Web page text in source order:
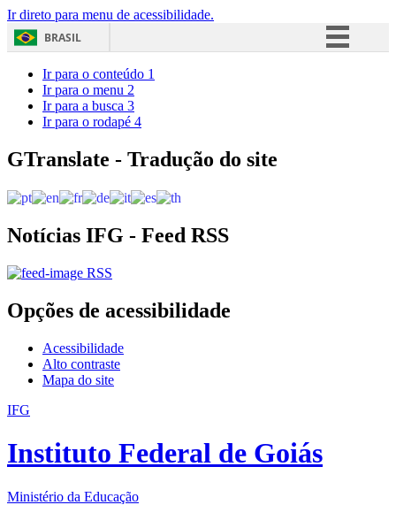
Ir direto para menu de acessibilidade.
BRASIL
Acesso à informação
Ir para o conteúdo 1
Ir para o menu 2
Ir para a busca 3
Ir para o rodapé 4
GTranslate - Tradução do site
Notícias IFG - Feed RSS
RSS
Opções de acessibilidade
Acessibilidade
Alto contraste
Mapa do site
IFG
Instituto Federal de Goiás
Ministério da Educação